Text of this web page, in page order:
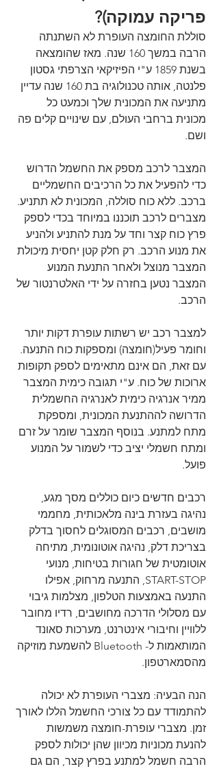
פריקה עמוקה)?
סוללת החומצה העופרת לא השתנתה
הרבה במשך 160 שנה. מאז שהומצאה
בשנת 1859 ע"י הפיזיקאי הצרפתי גסטון
פלנטה, אותה טכנולוגיה בת 160 שנה עדיין
מתניעה את המכונית שלך וכמעט כל
מכונית ברחבי העולם, עם שינויים קלים פה
ושם.
המצבר לרכב מספק את החשמל הדרוש
כדי להפעיל את כל הרכיבים החשמליים
ברכב. ללא כוח סוללה, המכונית לא תתניע.
מצברים לרכב תוכננו במיוחד בכדי לספק
פרץ כוח קצר וחד על מנת להתניע ולהניע
את מנוע הרכב. רק חלק קטן יחסית מיכולת
המצבר מנוצל ולאחר התנעת המנוע
המצבר נטען בחזרה על ידי האלטרנטור של
הרכב.
למצבר רכב יש רשתות עופרת דקות יותר
וחומר פעיל(חומצה) ומספקות כוח התנעה.
עם זאת, הם אינם מתאימים לספק תקופות
ארוכות של כוח. ע"י תגובה כימית המצבר
ממיר אנרגיה כימית לאנרגיה החשמלית
הדרושה לההתנעת המכונית, ומספקת
מתח למתנע. בנוסף המצבר שומר על זרם
ומתח חשמלי יציב כדי לשמור על המנוע
פועל.
רכבים חדשים כיום כוללים מסך מגע,
נהיגה בעזרת בינה מלאכותית, מחממי
מושבים, רכבים המסוגלים לחסוך בדלק
בצריכת דלק, נהיגה אוטונומית, מתיחה
אוטומטית של חגורות בטיחות, מנועי
START-STOP, התנעה מרחוק, אפילו
התנעה באמצעות הטלפון, מצלמות גיבוי
עם מסלולי הדרכה מחושבים, רדיו מחובר
ללוויין וחיבורי אינטרנט, מערכות סאונד
המותאמות ל- Bluetooth להשמעת מוזיקה
מהסמארטפון.
הנה הבעיה: מצברי העופרת לא יכולה
להתמודד עם כל צורכי החשמל הללו לאורך
זמן. מצברי עופרת-חומצה משמשות
להנעת מכוניות מכיוון שהן יכולות לספק
הרבה חשמל למתנע בפרץ קצר, הם גם